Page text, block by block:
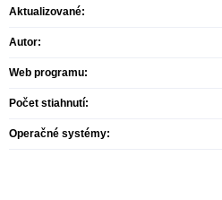
Aktualizované:
Autor:
Web programu:
Počet stiahnutí:
Operačné systémy: